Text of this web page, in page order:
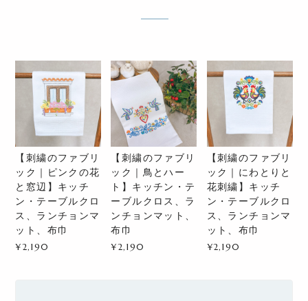
【刺繍のファブリ
ック｜ピンクの花
と窓辺】キッチ
ン・テーブルクロ
ス、ランチョンマ
ット、布巾
¥2,190
【刺繍のファブリ
ック｜鳥とハー
ト】キッチン・テ
ーブルクロス、ラ
ンチョンマット、
布巾
¥2,190
【刺繍のファブリ
ック｜にわとりと
花刺繍】キッチ
ン・テーブルクロ
ス、ランチョンマ
ット、布巾
¥2,190